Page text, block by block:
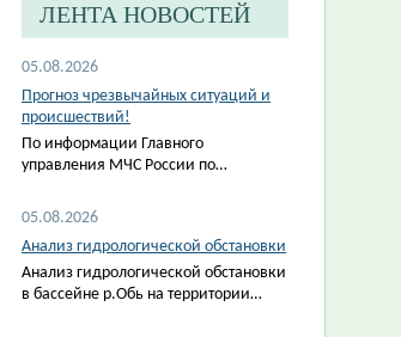
ЛЕНТА НОВОСТЕЙ
05.08.2026
Прогноз чрезвычайных ситуаций и
происшествий!
По информации Главного
управления МЧС России по…
05.08.2026
Анализ гидрологической обстановки
Анализ гидрологической обстановки
в бассейне р.Обь на территории…